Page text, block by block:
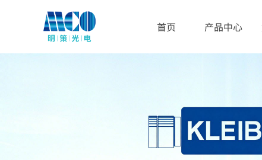
首页 产品中心